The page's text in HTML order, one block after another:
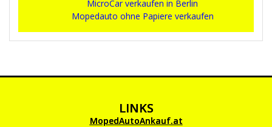
MicroCar verkaufen in Berlin
Mopedauto ohne Papiere verkaufen
LINKS
MopedAutoAnkauf.at